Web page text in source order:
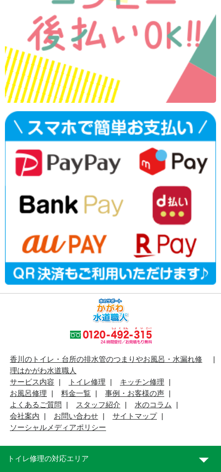
香川のトイレ・台所の排水管のつまりやお風呂・水漏れ修
理はかがわ水道職人
サービス内容
トイレ修理
キッチン修理
お風呂修理
料金一覧
事例・お客様の声
よくあるご質問
スタッフ紹介
水のコラム
会社案内
お問い合わせ
サイトマップ
ソーシャルメディアポリシー
トイレ修理の対応エリア